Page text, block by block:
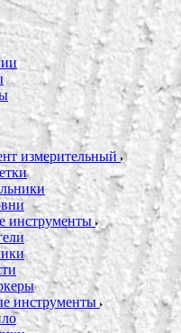
измерительный
инструменты
инструменты